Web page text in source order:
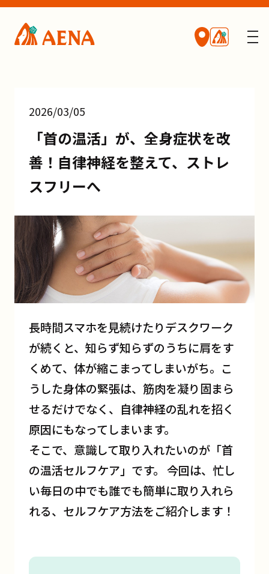
2026/03/05
「首の温活」が、全身症状を改
善！自律神経を整えて、ストレ
スフリーへ
長時間スマホを見続けたりデスクワーク
が続くと、知らず知らずのうちに肩をす
くめて、体が縮こまってしまいがち。こ
うした身体の緊張は、筋肉を凝り固まら
せるだけでなく、自律神経の乱れを招く
原因にもなってしまいます。
そこで、意識して取り入れたいのが「首
の温活セルフケア」です。 今回は、忙し
い毎日の中でも誰でも簡単に取り入れら
れる、セルフケア方法をご紹介します！